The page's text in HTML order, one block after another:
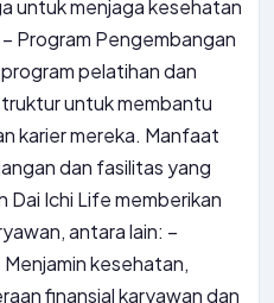
untuk menjaga kesehatan
Program Pengembangan
pelatihan dan
untuk membantu
karier mereka. Manfaat
dan fasilitas yang
Dai Ichi Life memberikan
antara lain: –
kesehatan,
finansial karyawan dan